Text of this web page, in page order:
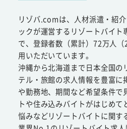
リゾバ.comは、人材派遣・紹
ックが運営するリゾートバイト
で、登録者数（累計）72万人
用いただいています。
沖縄から北海道まで日本全国の
テル・旅館の求人情報を豊富に
や勤務地、期間など希望条件で
トや住み込みバイトがはじめ
悩みなどリゾートバイトに関す